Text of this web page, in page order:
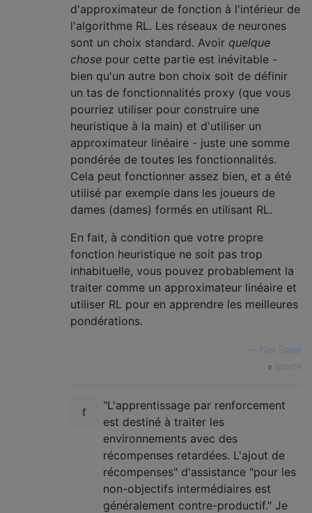
d'approximateur de fonction à l'intérieur de
l'algorithme RL. Les réseaux de neurones
sont un choix standard. Avoir quelque
chose pour cette partie est inévitable -
bien qu'un autre bon choix soit de définir
un tas de fonctionnalités proxy (que vous
pourriez utiliser pour construire une
heuristique à la main) et d'utiliser un
approximateur linéaire - juste une somme
pondérée de toutes les fonctionnalités.
Cela peut fonctionner assez bien, et a été
utilisé par exemple dans les joueurs de
dames (dames) formés en utilisant RL.
En fait, à condition que votre propre
fonction heuristique ne soit pas trop
inhabituelle, vous pouvez probablement la
traiter comme un approximateur linéaire et
utiliser RL pour en apprendre les meilleures
pondérations.
Neil Slater
source
"L'apprentissage par renforcement
est destiné à traiter les
environnements avec des
récompenses retardées. L'ajout de
récompenses" d'assistance "pour les
non-objectifs intermédiaires est
généralement contre-productif." Je